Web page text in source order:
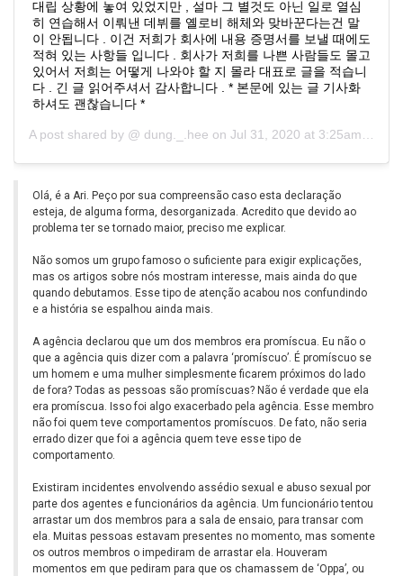
대립 상황에 놓여 있었지만 , 설마 그 별것도 아닌 일로 열심
히 연습해서 이뤄낸 데뷔를 옐로비 해체와 맞바꾼다는건 말
이 안됩니다 . 이건 저희가 회사에 내용 증명서를 보낼 때에도
적혀 있는 사항들 입니다 . 회사가 저희를 나쁜 사람들도 몰고
있어서 저희는 어떻게 나와야 할 지 몰라 대표로 글을 적습니
다 . 긴 글 읽어주셔서 감사합니다 . * 본문에 있는 글 기사화
하셔도 괜찮습니다 *
A post shared by @ dung._.hee on Jul 31, 2020 at 3:25am PDT
Olá, é a Ari. Peço por sua compreensão caso esta declaração
esteja, de alguma forma, desorganizada. Acredito que devido ao
problema ter se tornado maior, preciso me explicar.
Não somos um grupo famoso o suficiente para exigir explicações,
mas os artigos sobre nós mostram interesse, mais ainda do que
quando debutamos. Esse tipo de atenção acabou nos confundindo
e a história se espalhou ainda mais.
A agência declarou que um dos membros era promíscua. Eu não o
que a agência quis dizer com a palavra ‘promíscuo’. É promíscuo se
um homem e uma mulher simplesmente ficarem próximos do lado
de fora? Todas as pessoas são promíscuas? Não é verdade que ela
era promíscua. Isso foi algo exacerbado pela agência. Esse membro
não foi quem teve comportamentos promíscuos. De fato, não seria
errado dizer que foi a agência quem teve esse tipo de
comportamento.
Existiram incidentes envolvendo assédio sexual e abuso sexual por
parte dos agentes e funcionários da agência. Um funcionário tentou
arrastar um dos membros para a sala de ensaio, para transar com
ela. Muitas pessoas estavam presentes no momento, mas somente
os outros membros o impediram de arrastar ela. Houveram
momentos em que pediram para que os chamassem de ‘Oppa’, ou